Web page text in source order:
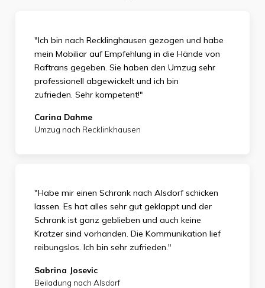
"Ich bin nach Recklinghausen gezogen und habe
mein Mobiliar auf Empfehlung in die Hände von
Raftrans gegeben. Sie haben den Umzug sehr
professionell abgewickelt und ich bin
zufrieden. Sehr kompetent!"
Carina Dahme
Umzug nach Recklinkhausen
"Habe mir einen Schrank nach Alsdorf schicken
lassen. Es hat alles sehr gut geklappt und der
Schrank ist ganz geblieben und auch keine
Kratzer sind vorhanden. Die Kommunikation lief
reibungslos. Ich bin sehr zufrieden."
Sabrina Josevic
Beiladung nach Alsdorf